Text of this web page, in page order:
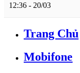
12:36 - 20/03
Trang Chủ
Mobifone